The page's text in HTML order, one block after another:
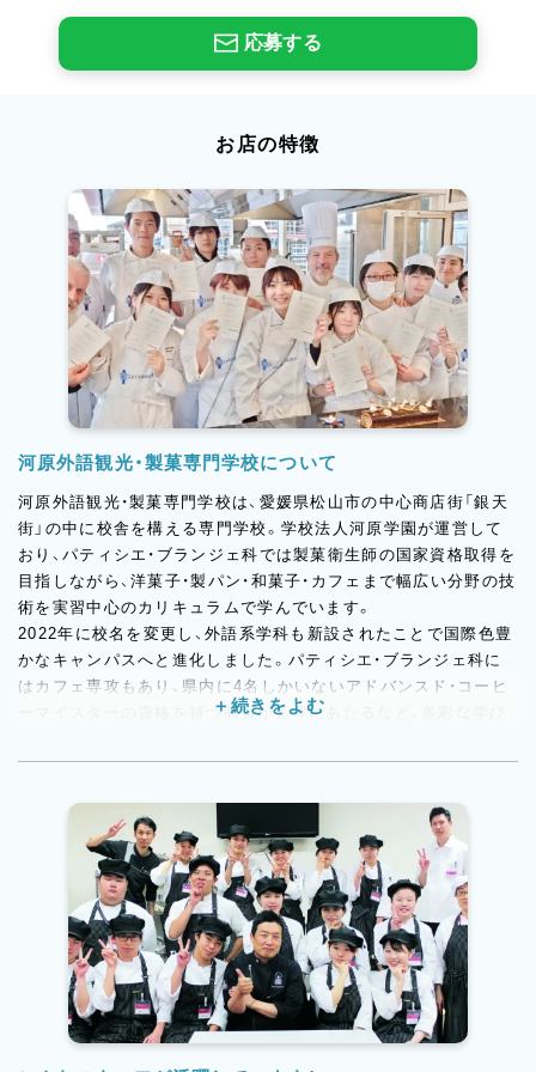
応募する
お店の特徴
河原外語観光・製菓専門学校について
河原外語観光・製菓専門学校は、愛媛県松山市の中心商店街「銀天
街」の中に校舎を構える専門学校。学校法人河原学園が運営して
おり、パティシエ・ブランジェ科では製菓衛生師の国家資格取得を
目指しながら、洋菓子・製パン・和菓子・カフェまで幅広い分野の技
術を実習中心のカリキュラムで学んでいます。
2022年に校名を変更し、外語系学科も新設されたことで国際色豊
かなキャンパスへと進化しました。パティシエ・ブランジェ科に
はカフェ専攻もあり、県内に4名しかいないアドバンスド・コーヒ
ーマイスターの資格を持つ教員が指導にあたるなど、多彩な学び
愛媛県主催の製菓コンテストへの出場など、学生が実践力を磨け
松山市の繁華街に位置しているためアクセスも良好で、市内各所
から通勤しやすい立地も魅力のひとつです。